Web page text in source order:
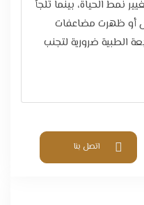
نمط الحياة، بينما تُلجأ
أو ظهرت مضاعفات
الطبية ضرورية لتجنب
اتصل بنا